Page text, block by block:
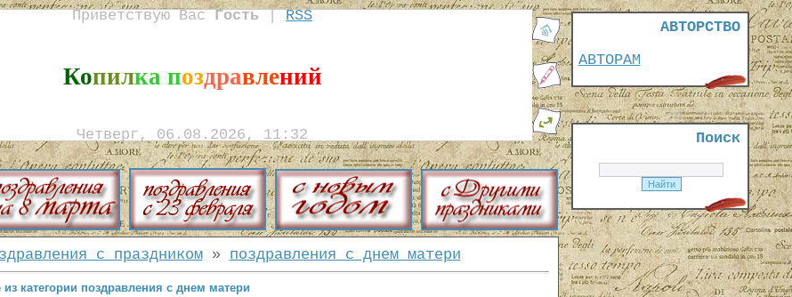
Приветствую Вас Гость|RSS
Копилка поздравлений
Четверг, 06.08.2026, 11:32
с праздником» поздравления с днем матери
категории поздравления с днем матери
АВТОРСТВО
АВТОРАМ
Поиск